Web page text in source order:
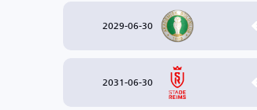
2029-06-30
2031-06-30